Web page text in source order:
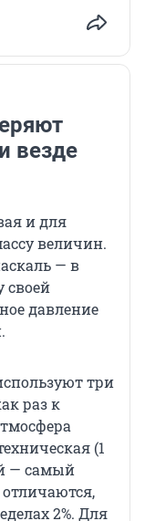
везде
и для
величин.
— в
своей
давление
три
раз к
(1
— самый
2%. Для